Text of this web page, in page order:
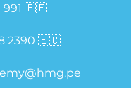
991 🇵🇪
2390 🇪🇨